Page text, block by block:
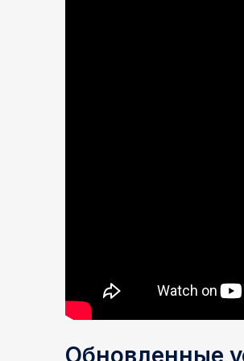
Обновленные